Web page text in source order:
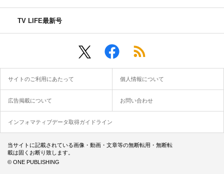
TV LIFE最新号
サイトのご利用にあたって 個人情報について
広告掲載について お問い合わせ
インフォマティブデータ取得ガイドライン
当サイトに記載されている画像・動画・文章等の無断転用・無断転
載は固くお断り致します。
© ONE PUBLISHING